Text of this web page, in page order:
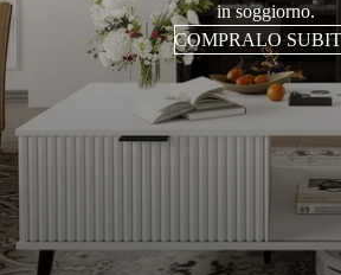
in soggiorno.
COMPRALO